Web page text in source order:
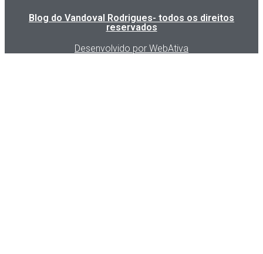
Blog do Vandoval Rodrigues- todos os direitos
reservados
Desenvolvido por WebAtiva